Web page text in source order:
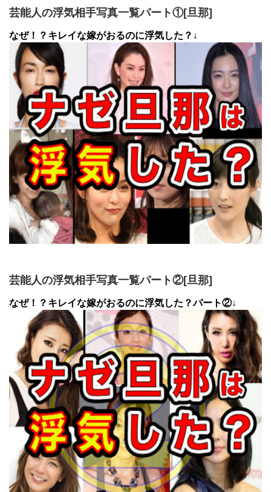
芸能人の浮気相手写真一覧パート①[旦那]
なぜ！？キレイな嫁がおるのに浮気した？↓
芸能人の浮気相手写真一覧パート②[旦那]
なぜ！？キレイな嫁がおるのに浮気した？パート②↓